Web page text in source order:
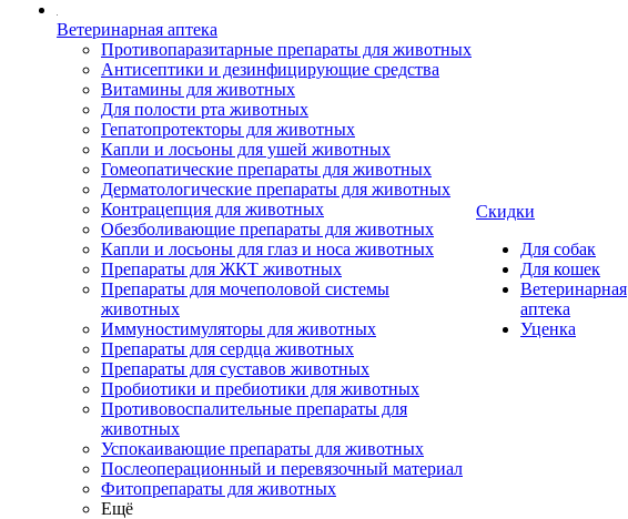
Ветеринарная аптека
Противопаразитарные препараты для животных
Антисептики и дезинфицирующие средства
Витамины для животных
Для полости рта животных
Гепатопротекторы для животных
Капли и лосьоны для ушей животных
Гомеопатические препараты для животных
Дерматологические препараты для животных
Контрацепция для животных
Обезболивающие препараты для животных
Капли и лосьоны для глаз и носа животных
Препараты для ЖКТ животных
Препараты для мочеполовой системы
животных
Иммуностимуляторы для животных
Препараты для сердца животных
Препараты для суставов животных
Пробиотики и пребиотики для животных
Противовоспалительные препараты для
животных
Успокаивающие препараты для животных
Послеоперационный и перевязочный материал
Фитопрепараты для животных
Ещё
Скидки
Для собак
Для кошек
Ветеринарная
аптека
Уценка